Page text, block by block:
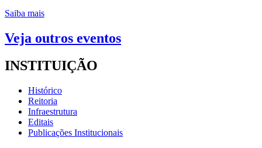
Saiba mais
Veja outros eventos
INSTITUIÇÃO
Histórico
Reitoria
Infraestrutura
Editais
Publicações Institucionais